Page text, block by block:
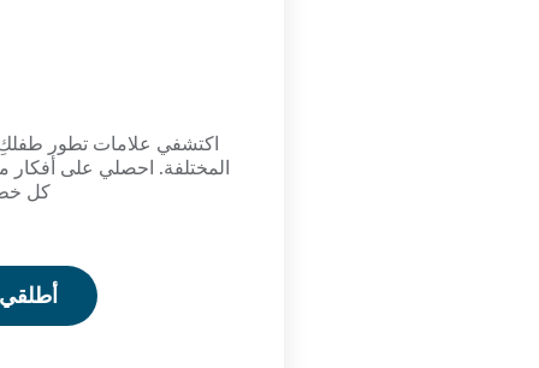
اكتشفي علامات تطور
المختلفة. احصلي على أفكار
كل
أطلقي